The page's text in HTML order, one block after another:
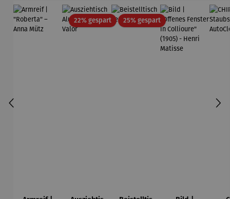
22% gespartRabatt25% gespartRabatt